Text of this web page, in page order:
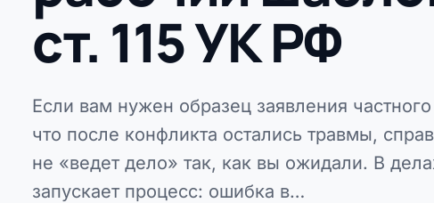
ст. 115 УК РФ
Если вам нужен образец заявления
что после конфликта остались травмы,
не «ведет дело» так, как вы ожидали. В
запускает процесс: ошибка в…